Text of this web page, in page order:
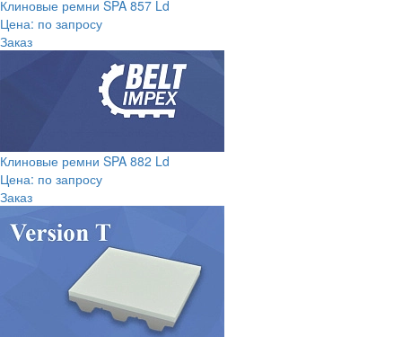
Клиновые ремни SPA 857 Ld
Цена: по запросу
Заказ
Клиновые ремни SPA 882 Ld
Цена: по запросу
Заказ